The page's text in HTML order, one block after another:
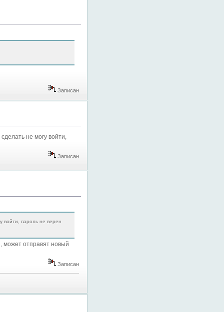
Записан
не могу войти,
Записан
войти, пароль не верен
может отправят новый
Записан